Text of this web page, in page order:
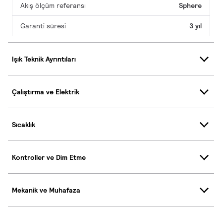
Akış ölçüm referansı Sphere
Garanti süresi 3 yıl
Işık Teknik Ayrıntıları
Çalıştırma ve Elektrik
Sıcaklık
Kontroller ve Dim Etme
Mekanik ve Muhafaza